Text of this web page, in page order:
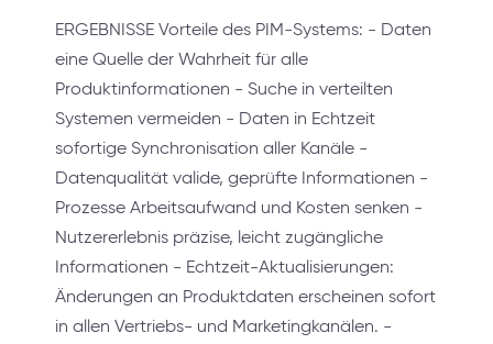
ERGEBNISSE Vorteile des PIM-Systems: - Daten
eine Quelle der Wahrheit für alle
Produktinformationen - Suche in verteilten
Systemen vermeiden - Daten in Echtzeit
sofortige Synchronisation aller Kanäle -
Datenqualität valide, geprüfte Informationen -
Prozesse Arbeitsaufwand und Kosten senken -
Nutzererlebnis präzise, leicht zugängliche
Informationen - Echtzeit-Aktualisierungen:
Änderungen an Produktdaten erscheinen sofort
in allen Vertriebs- und Marketingkanälen. -